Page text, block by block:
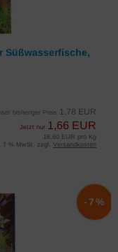
Süßwasserfische,
bisheriger Preis 1,78 EUR
Jetzt nur 1,66 EUR
16,60 EUR pro Kg
7 % MwSt. zzgl. Versandkosten
-7%